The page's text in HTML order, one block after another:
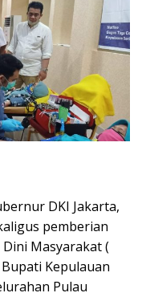
DKI Jakarta,
pemberian
Masyarakat (
Kepulauan
Pulau